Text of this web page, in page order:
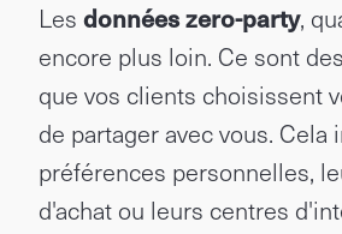
Les données zero-party,
encore plus loin. Ce sont
que vos clients choisissent
de partager avec vous. Cela
préférences personnelles,
d'achat ou leurs centres